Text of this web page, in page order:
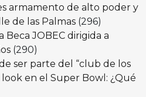
armamento de alto poder y
de las Palmas (296)
JOBEC dirigida a
(290)
ser parte del “club de los
look en el Super Bowl: ¿Qué